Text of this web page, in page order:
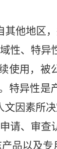
其他地区
性、特异
使用，
特异性
因素所决
请、审查
品以及